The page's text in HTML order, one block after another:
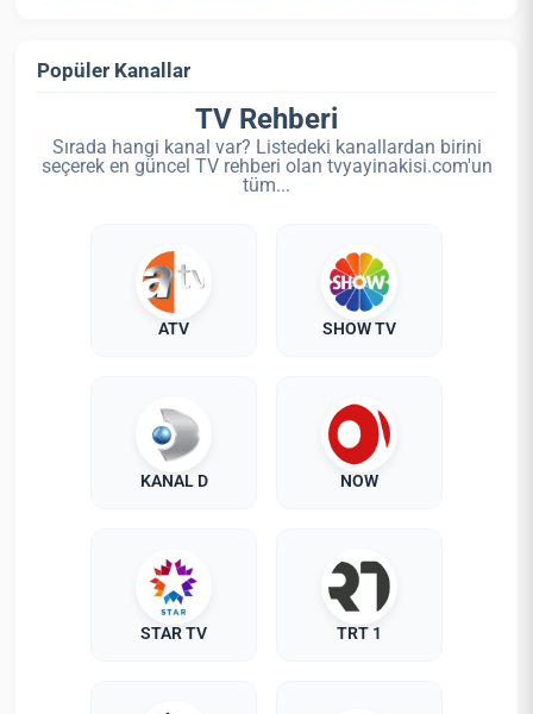
Popüler Kanallar
TV Rehberi
Sırada hangi kanal var? Listedeki kanallardan birini
seçerek en güncel TV rehberi olan tvyayinakisi.com'un
tüm...
ATV SHOW TV
KANAL D NOW
STAR TV TRT 1